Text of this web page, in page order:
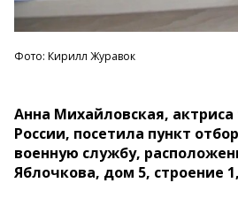
Фото: Кирилл Журавок
Анна Михайловская, актриса
России, посетила пункт
военную службу,
Яблочкова, дом 5, строение